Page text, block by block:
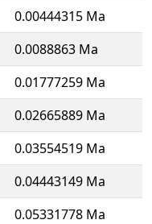
0.00444315 Ma
0.0088863 Ma
0.01777259 Ma
0.02665889 Ma
0.03554519 Ma
0.04443149 Ma
0.05331778 Ma